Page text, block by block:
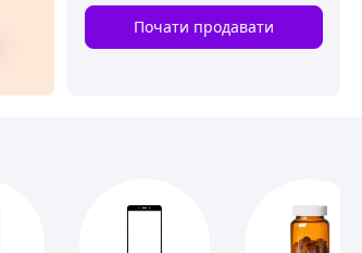
Почати продавати